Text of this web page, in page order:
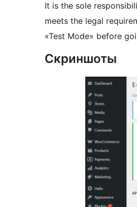
It is the sole
meets the legal
«Test Mode» before
Скриншоты